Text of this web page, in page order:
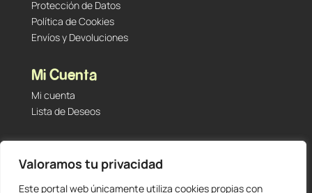
Valoramos tu privacidad
Este portal web únicamente utiliza cookies propias con
Protección de Datos
Política de Cookies
Envíos y Devoluciones
Mi Cuenta
Mi cuenta
Lista de Deseos
Tu Tienda de Segunda Mano, Sambara #101 (Madrid,
28027 – España)